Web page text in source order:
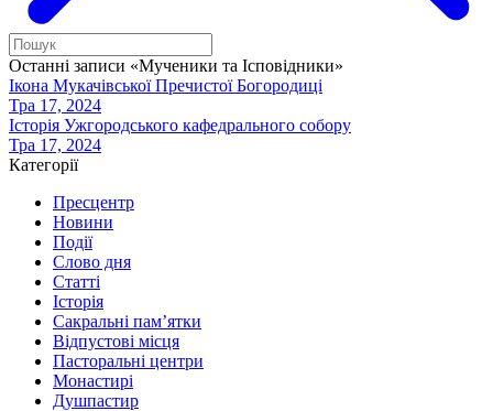
Останні записи «Мученики та Ісповідники»
Ікона Мукачівської Пречистої Богородиці
Тра 17, 2024
Історія Ужгородського кафедрального собору
Тра 17, 2024
Категорії
Пресцентр
Новини
Події
Слово дня
Статті
Історія
Сакральні пам’ятки
Відпустові місця
Пасторальні центри
Монастирі
Душпастир